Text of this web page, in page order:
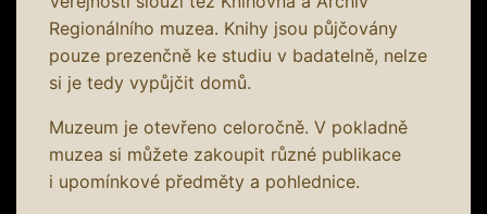
Regionálního muzea. Knihy jsou půjčovány
pouze prezenčně ke studiu v badatelně, nelze
si je tedy vypůjčit domů.
Muzeum je otevřeno celoročně. V pokladně
muzea si můžete zakoupit různé publikace
i upomínkové předměty a pohlednice.